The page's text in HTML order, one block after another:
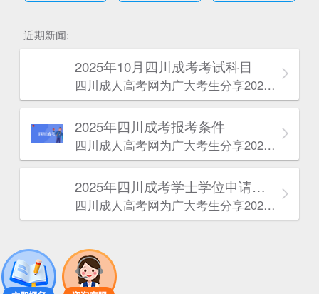
近期新闻:
2025年10月四川成考考试科目
四川成人高考网​为广大考生分享2025年10月四川成考考试科目。为广大在职人员和社会人士提供学历提升的机会。更多四川成考考试信息，欢迎在线访问四川成人高考网。
2025年‌‌‌‌四川成考报考条件
四川成人高考网​为广大考生分享2025年‌‌‌‌四川成考报考条件。为广大在职人员和社会人士提供学历提升的机会。更多四川成考考试信息，欢迎在线访问四川成人高考网。
2025年‌‌‌‌四川成考学士学位申请条件
四川成人高考网​为广大考生分享2025年‌‌‌‌四川成考学士学位申请条件。为广大在职人员和社会人士提供学历提升的机会。更多四川成考考试信息，欢迎在线访问四川成人高考网。